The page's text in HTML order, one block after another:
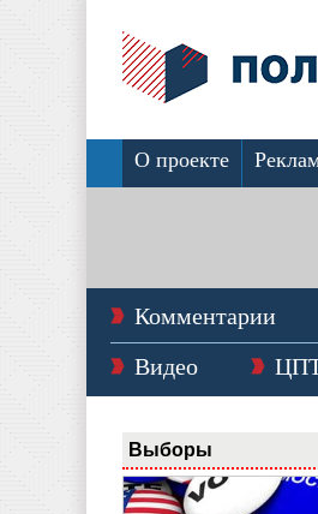
О проекте
Комментарии
Видео
Выборы